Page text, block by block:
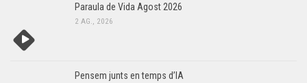
Paraula de Vida Agost 2026
2 AG., 2026
Pensem junts en temps d’IA